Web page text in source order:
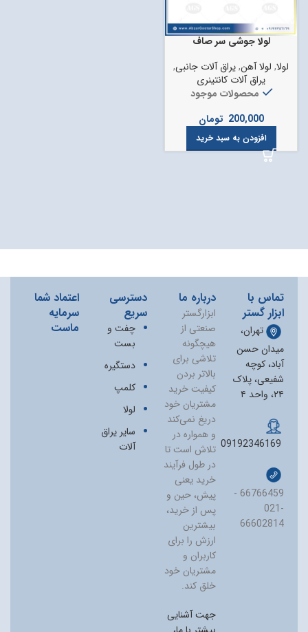
لولا جوشی سر صاف
لولا, لولا آهن,یراق آلات جانبی,
یراق آلات کانتینری
محصولات موجود
200,000 تومان
افزودن به سبد خرید
تماس با
ابزار گستر
تهران،
میدان حسن
آباد، کوچه
شفیعی، پلاک
۲۴، واحد ۴
09192346169
66766459 -
021-
66602814
درباره ما
ابزارگستر
صنعتی از
هیچگونه
تلاشی برای
بالاتر بردن
کیفیت خرید
مشتریان خود
دریغ نمی‏‌کند
و همواره در
تلاش است تا
در طول فرآیند
خرید یعنی
پیش، حین و
پس از خرید،
بیشترین
ارزش را برای
کاربران و
مشتریان خود
خلق کند.
جهت آشنایی
دسترسی
سریع
چفت و
بست
دستگیره
کلمپ
لولا
سایر یراق
آلات
اعتماد شما
سرمایه
ماست